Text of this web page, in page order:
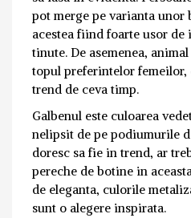
pot merge pe varianta unor
acestea fiind foarte usor
tinute. De asemenea,
topul preferintelor femeilor,
trend de ceva timp.
Galbenul este culoarea
nelipsit de pe podiumurile
doresc sa fie in trend, ar
pereche de botine in
de eleganta, culorile
sunt o alegere inspirata.